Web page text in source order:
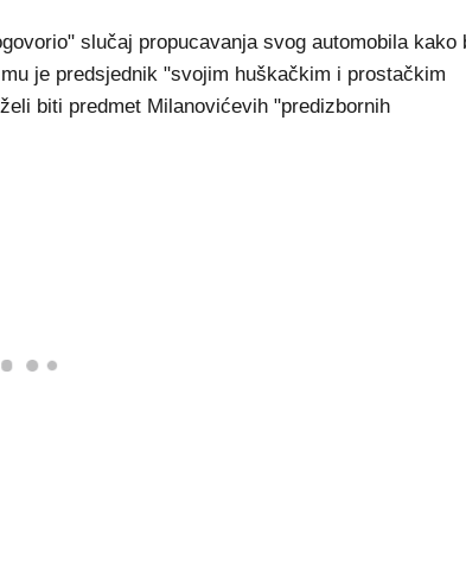
slučaj propucavanja svog automobila kako
je predsjednik "svojim huškačkim i prostačkim
biti predmet Milanovićevih "predizbornih